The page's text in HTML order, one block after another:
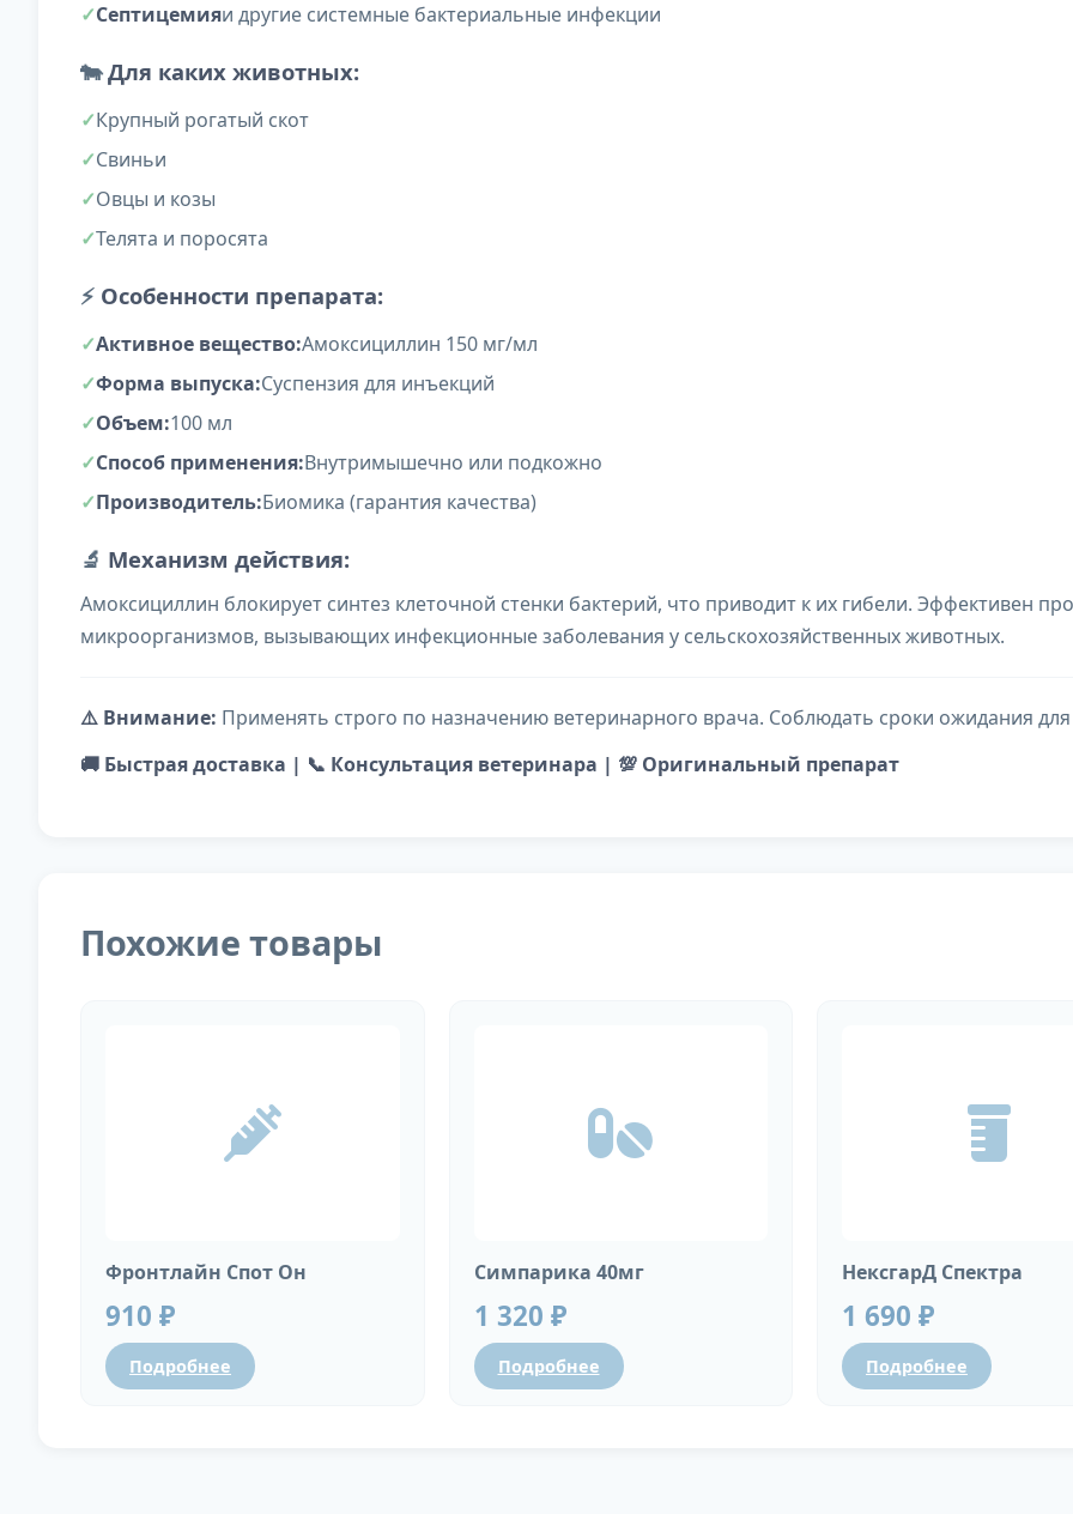
Септицемияи другие системные бактериальные инфекции
🐄Для каких животных:
Крупный рогатый скот
Свиньи
Овцы и козы
Телята и поросята
⚡ Особенности препарата:
Активное вещество:Амоксициллин 150 мг/мл
Форма выпуска:Суспензия для инъекций
Объем:100 мл
Способ применения:Внутримышечно или подкожно
Производитель:Биомика (гарантия качества)
🔬 Механизм действия:
Амоксициллин блокирует синтез клеточной стенки бактерий, что приводит к их гибели. Эффективен
микроорганизмов, вызывающих инфекционные заболевания у сельскохозяйственных животных.
⚠️ Внимание: Применять строго по назначению ветеринарного врача. Соблюдать сроки ожидания
🚚 Быстрая доставка | 📞 Консультация ветеринара | 💯 Оригинальный препарат
Похожие товары
Фронтлайн Спот Он
910 ₽
Подробнее
Симпарика 40мг
1 320 ₽
Подробнее
НексгарД Спектра
1 690 ₽
Подробнее